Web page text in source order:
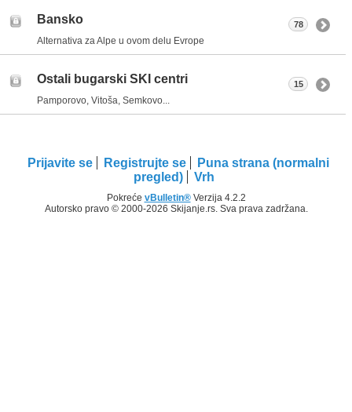
Bansko
Alternativa za Alpe u ovom delu Evrope
78
Ostali bugarski SKI centri
Pamporovo, Vitoša, Semkovo...
15
Prijavite se Registrujte se
Puna strana (normalni
pregled)
Vrh
Pokreće vBulletin®Verzija 4.2.2
Autorsko pravo © 2000-2026 Skijanje.rs. Sva prava zadržana.